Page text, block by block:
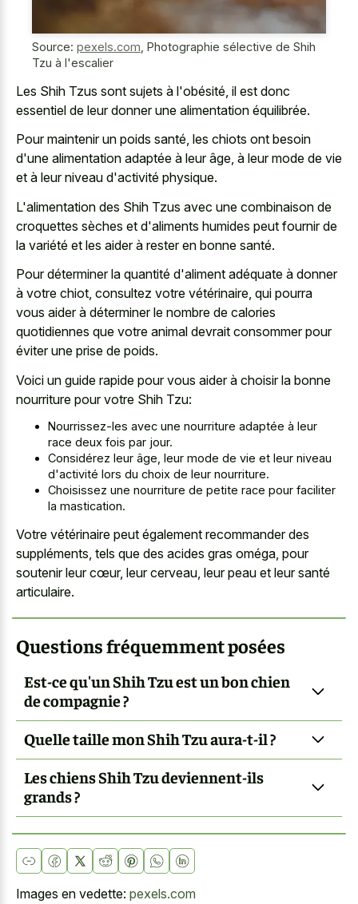
Source: pexels.com Photographie sélective de Shih
Tzu à l'escalier
Les Shih Tzus sont sujets à l'obésité, il est donc
essentiel de leur donner une alimentation équilibrée.
Pour maintenir un poids santé, les chiots ont besoin
d'une alimentation adaptée à leur âge, à leur mode de vie
et à leur niveau d'activité physique.
L'alimentation des Shih Tzus avec une combinaison de
croquettes sèches et d'aliments humides peut fournir de
la variété et les aider à rester en bonne santé.
Pour déterminer la quantité d'aliment adéquate à donner
à votre chiot, consultez votre vétérinaire, qui pourra
vous aider à déterminer le nombre de calories
quotidiennes que votre animal devrait consommer pour
éviter une prise de poids.
Voici un guide rapide pour vous aider à choisir la bonne
nourriture pour votre Shih Tzu:
Nourrissez-les avec une nourriture adaptée à leur
race deux fois par jour.
Considérez leur âge, leur mode de vie et leur niveau
d'activité lors du choix de leur nourriture.
Choisissez une nourriture de petite race pour faciliter
la mastication.
Votre vétérinaire peut également recommander des
suppléments, tels que des acides gras oméga, pour
soutenir leur cœur, leur cerveau, leur peau et leur santé
articulaire.
Questions fréquemment posées
Est-ce qu'un Shih Tzu est un bon chien
de compagnie ?
Quelle taille mon Shih Tzu aura-t-il ?
Les chiens Shih Tzu deviennent-ils
grands ?
Images en vedette: pexels.com